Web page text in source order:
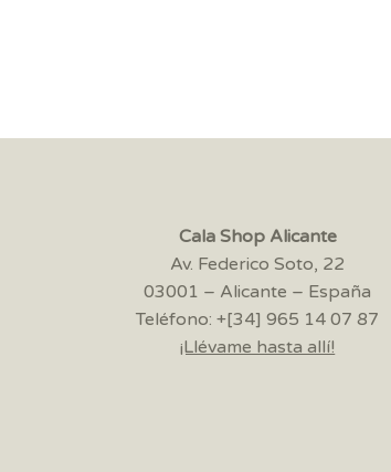
Cala Shop Alicante
Av. Federico Soto, 22
03001 – Alicante – España
Teléfono: +[34] 965 14 07 87
¡Llévame hasta allí!